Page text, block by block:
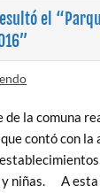
el
de la comuna
contó con la
y niñas. A